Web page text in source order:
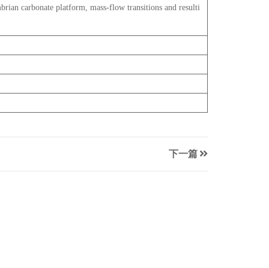
carbonate platform, mass-flow transitions and resulti
下一篇